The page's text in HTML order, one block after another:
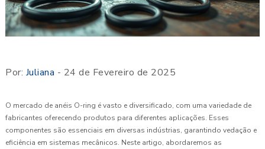
Por: Juliana - 24 de Fevereiro de 2025
O mercado de anéis O-ring é vasto e diversificado, com uma variedade de
fabricantes oferecendo produtos para diferentes aplicações. Esses
componentes são essenciais em diversas indústrias, garantindo vedação e
eficiência em sistemas mecânicos. Neste artigo, abordaremos as